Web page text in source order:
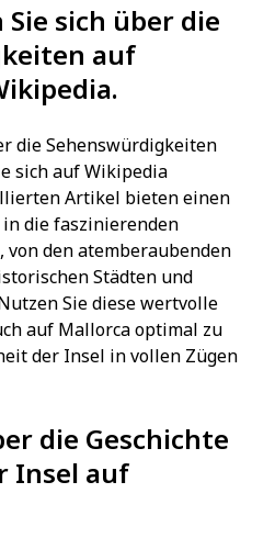
sich über die
auf
die Sehenswürdigkeiten
sich auf Wikipedia
Artikel bieten einen
die faszinierenden
den atemberaubenden
Städten und
Sie diese wertvolle
auf Mallorca optimal zu
der Insel in vollen Zügen
die Geschichte
Insel auf